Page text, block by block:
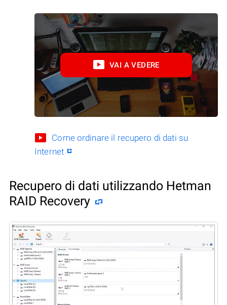
VAI A VEDERE
Come ordinare il recupero di dati su
Internet
Recupero di dati utilizzando Hetman
RAID Recovery